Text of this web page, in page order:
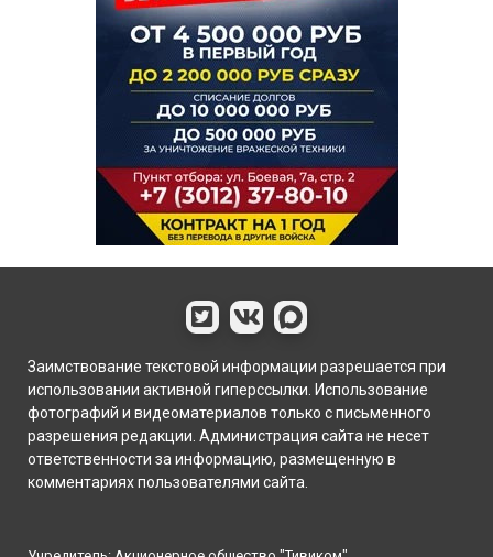
Заимствование текстовой информации разрешается при
использовании активной гиперссылки. Использование
фотографий и видеоматериалов только с письменного
разрешения редакции. Администрация сайта не несет
ответственности за информацию, размещенную в
комментариях пользователями сайта.